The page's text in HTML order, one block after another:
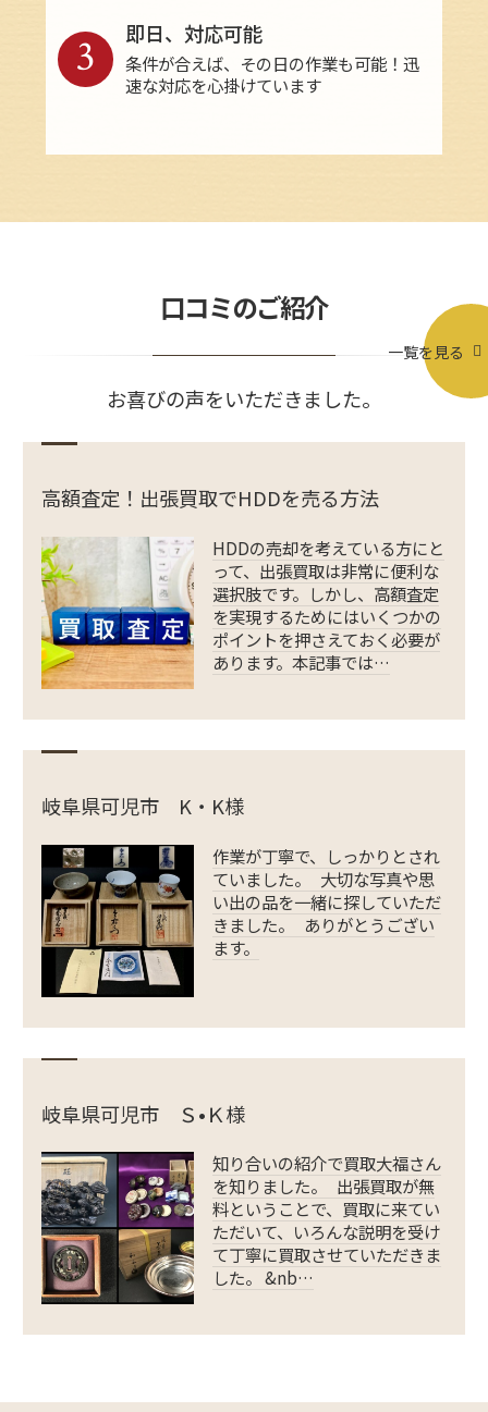
即日、対応可能
条件が合えば、その日の作業も可能！迅
速な対応を心掛けています
3
口コミのご紹介
お喜びの声をいただきました。
一覧を見る
高額査定！出張買取でHDDを売る方法
HDDの売却を考えている方にと
って、出張買取は非常に便利な
選択肢です。しかし、高額査定
を実現するためにはいくつかの
ポイントを押さえておく必要が
あります。本記事では…
岐阜県可児市 K・K様
作業が丁寧で、しっかりとされ
ていました。 大切な写真や思
い出の品を一緒に探していただ
きました。 ありがとうござい
ます。
岐阜県可児市 Ｓ•Ｋ様
知り合いの紹介で買取大福さん
を知りました。 出張買取が無
料ということで、買取に来てい
ただいて、いろんな説明を受け
て丁寧に買取させていただきま
した。 &nb…